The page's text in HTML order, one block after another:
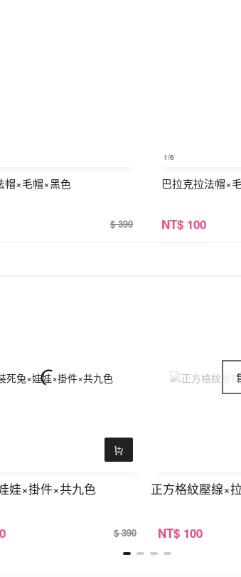
帽×毛帽×黑色
$ 390
1/6
巴拉克拉法帽×
NT$ 100
娃×掛件×共九色
$ 390
正方格紋壓線×
NT$ 100